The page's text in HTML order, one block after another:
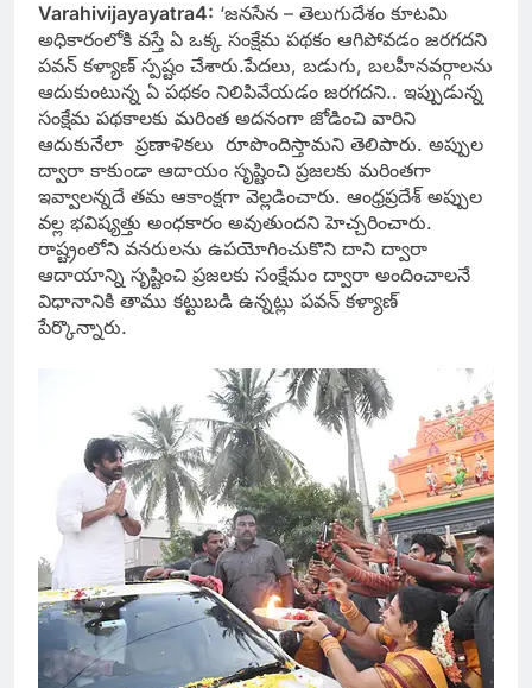
Varahivijayayatra4: ‘జనసేన – తెలుగుదేశం కూటమి
అధికారంలోకి వస్తే ఏ ఒక్క సంక్షేమ పథకం ఆగిపోవడం జరగదని
పవన్ కళ్యాణ్ స్పష్టం చేశారు.పేదలు, బడుగు, బలహీనవర్గాలను
ఆదుకుంటున్న ఏ పథకం నిలిపివేయడం జరగదని.. ఇప్పుడున్న
సంక్షేమ పథకాలకు మరింత అదనంగా జోడించి వారిని
ఆదుకునేలా ప్రణాళికలు రూపొందిస్తామని తెలిపారు. అప్పుల
ద్వారా కాకుండా ఆదాయం సృష్టించి ప్రజలకు మరింతగా
ఇవ్వాలన్నదే తమ ఆకాంక్షగా వెల్లడించారు. ఆంధ్రప్రదేశ్ అప్పుల
వల్ల భవిష్యత్తు అంధకారం అవుతుందని హెచ్చరించారు.
రాష్ట్రంలోని వనరులను ఉపయోగించుకొని దాని ద్వారా
ఆదాయాన్ని సృష్టించి ప్రజలకు సంక్షేమం ద్వారా అందించాలనే
విధానానికి తాము కట్టుబడి ఉన్నట్లు పవన్ కళ్యాణ్
పేర్కొన్నారు.